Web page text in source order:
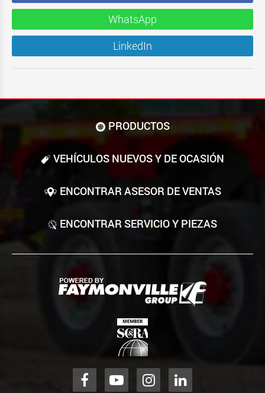
WhatsApp
LinkedIn
PRODUCTOS
VEHÍCULOS NUEVOS Y DE OCASIÓN
ENCONTRAR ASESOR DE VENTAS
ENCONTRAR SERVICIO Y PIEZAS